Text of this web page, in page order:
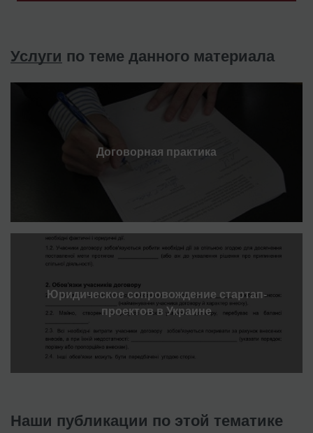
Услуги по теме данного материала
Договорная практика
Юридическое сопровождение стартап-
проектов в Украине
Наши публикации по этой тематике